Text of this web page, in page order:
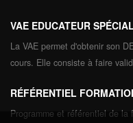
VAE EDUCATEUR
La VAE permet d'obtenir son
cours. Elle consiste à faire
RÉFÉRENTIEL
Programme et référentiel de